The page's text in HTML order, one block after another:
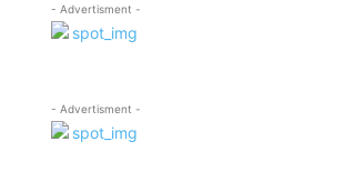
- Advertisment -
- Advertisment -